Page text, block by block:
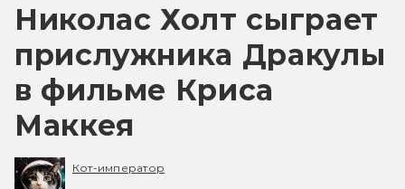
Николас Холт сыграет
прислужника Дракулы
в фильме Криса
Маккея
Кот-император